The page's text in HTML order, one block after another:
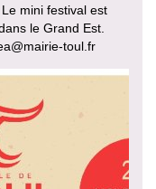
Le mini festival est
le Grand Est.
toul.fr